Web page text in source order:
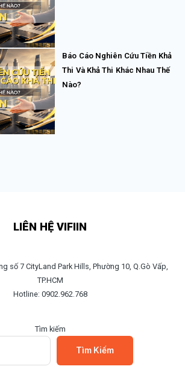
Báo Cáo Nghiên Cứu Tiền Khả
Thi Và Khả Thi Khác Nhau Thế
Nào?
LIÊN HỆ VIFIIN
số 7 CityLand Park Hills, Phường 10, Q.Gò Vấp,
TP.HCM
Hotline: 0902.962.768
Tìm kiếm
Tìm Kiếm